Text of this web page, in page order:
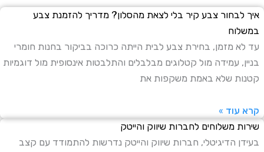
לבחור צבע קיר בלי לצאת מהסלון? מדריך להזמנת צבע
לא מזמן, בחירת צבע לבית הייתה כרוכה בביקור בחנות חומרי
עמידה מול קטלוגים מבלבלים והתלבטות אינסופית מול דוגמיות
שלא באמת משקפות את
עוד »
משלוחים לחברות שיווק והייטק
הדיגיטלי, חברות שיווק והייטק נדרשות להתמודד עם קצב